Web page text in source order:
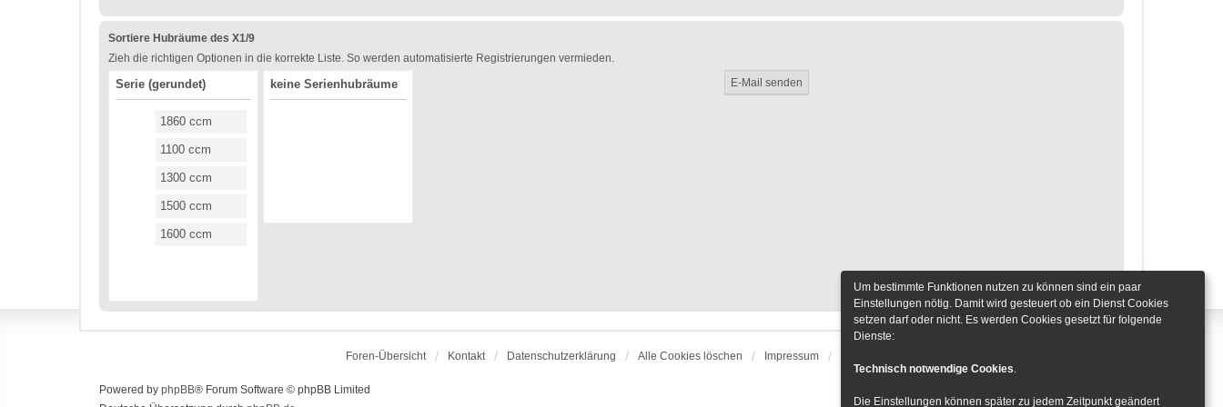
Sortiere Hubräume des X1/9
Zieh die richtigen Optionen in die korrekte Liste. So werden automatisierte Registrierungen vermieden.
Serie (gerundet)
1860 ccm
1100 ccm
1300 ccm
1500 ccm
1600 ccm
keine Serienhubräume
Foren-Übersicht Kontakt Datenschutzerklärung Alle Cookies löschen Impressum
Powered by phpBB® Forum Software © phpBB Limited
Um bestimmte Funktionen nutzen zu können sind ein paar
Einstellungen nötig. Damit wird gesteuert ob ein Dienst Cookies
setzen darf oder nicht. Es werden Cookies gesetzt für folgende
Dienste:
Technisch notwendige Cookies.
Die Einstellungen können später zu jedem Zeitpunkt geändert